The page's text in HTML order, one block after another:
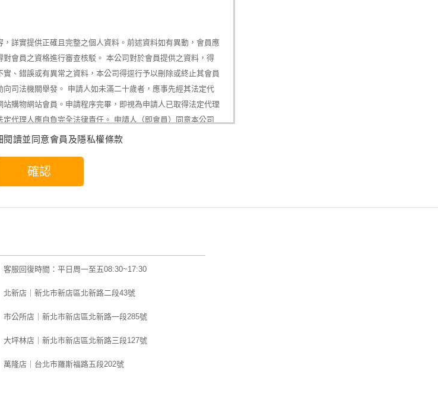
詳實提供正確且完整之個人資料。前述資料如有異動，會員應
會員之資格進行審查核駁。 本公司對於會員提供之資料，得
、錯誤或有異常之資料，本公司得逕行予以刪除或終止其會員
司法機關舉發。 申請人如未滿二十歲者，應事先經其法定代
購物網站會員。申請程序完畢，即視為申請人已取得法定代理
代理人應自負完全法律責任。 申請人（即會員）同意本公司
員之個人資料，該等資料將會在會員與本公司間交易往來、消
僅在前述目的範圍內，將會員個人資料提供給本公司關係企
的所有行為，都將被認為是這位會員本人的行為，會員將負完
密碼或帳號安全情事者，會員應立即通知本公司，本公司將於
利用或採取其他保護之措施，但上述通知不代表本公司對會員
交易資訊相關資料，經確認身分無誤後，本網站得於資訊可得
消費者個人資料之蒐集、處理及利用，本公司得於與本條款所
閱讀並同意會員及隱私權條款
客服回復時間：平日周一至五08:30~17:30
北新店｜新北市新店區北新路二段43號
市公所店｜新北市新店區北新路一段285號
大坪林店｜新北市新店區北新路三段127號
萬隆店｜台北市羅斯福路五段202號